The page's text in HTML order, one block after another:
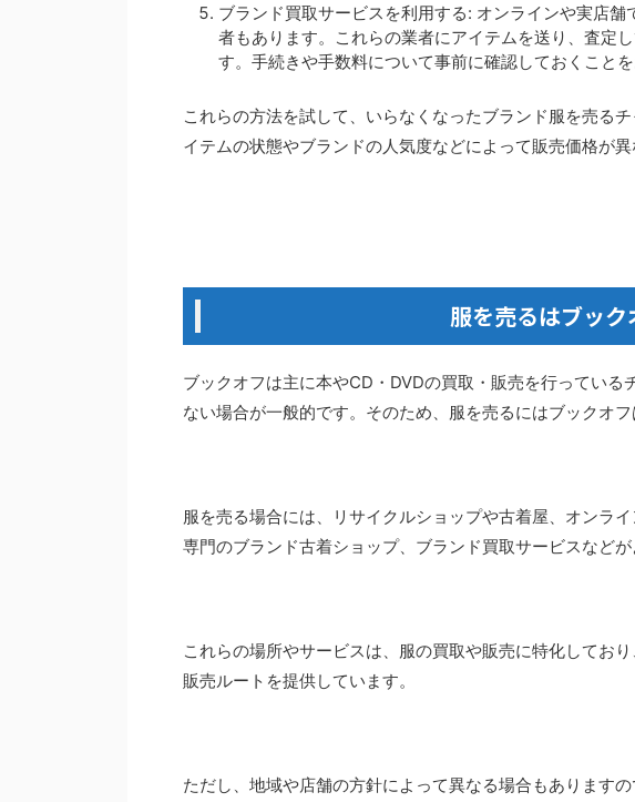
ブランド買取サービスを利用する: オンラインや実店
者もあります。これらの業者にアイテムを送り、査定
す。手続きや手数料について事前に確認しておくことを
これらの方法を試して、いらなくなったブランド服を売る
イテムの状態やブランドの人気度などによって販売価格が異
服を売るはブック
ブックオフは主に本やCD・DVDの買取・販売を行っている
ない場合が一般的です。そのため、服を売るにはブックオフ
服を売る場合には、リサイクルショップや古着屋、オンラ
専門のブランド古着ショップ、ブランド買取サービスなどが
これらの場所やサービスは、服の買取や販売に特化してお
販売ルートを提供しています。
ただし、地域や店舗の方針によって異なる場合もあります